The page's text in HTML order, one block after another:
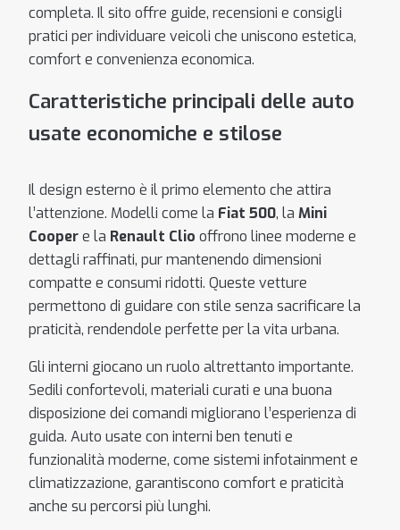
completa. Il sito offre guide, recensioni e consigli
pratici per individuare veicoli che uniscono estetica,
comfort e convenienza economica.
Caratteristiche principali delle auto
usate economiche e stilose
Il design esterno è il primo elemento che attira
l’attenzione. Modelli come la Fiat 500, la Mini
Coopere la Renault Clio offrono linee moderne e
dettagli raffinati, pur mantenendo dimensioni
compatte e consumi ridotti. Queste vetture
permettono di guidare con stile senza sacrificare la
praticità, rendendole perfette per la vita urbana.
Gli interni giocano un ruolo altrettanto importante.
Sedili confortevoli, materiali curati e una buona
disposizione dei comandi migliorano l’esperienza di
guida. Auto usate con interni ben tenuti e
funzionalità moderne, come sistemi infotainment e
climatizzazione, garantiscono comfort e praticità
anche su percorsi più lunghi.